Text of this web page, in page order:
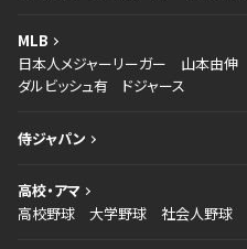
MLB
日本人メジャーリーガー
山本由伸
ダルビッシュ有
ドジャース
侍ジャパン
高校・アマ
高校野球
大学野球 社会人野球